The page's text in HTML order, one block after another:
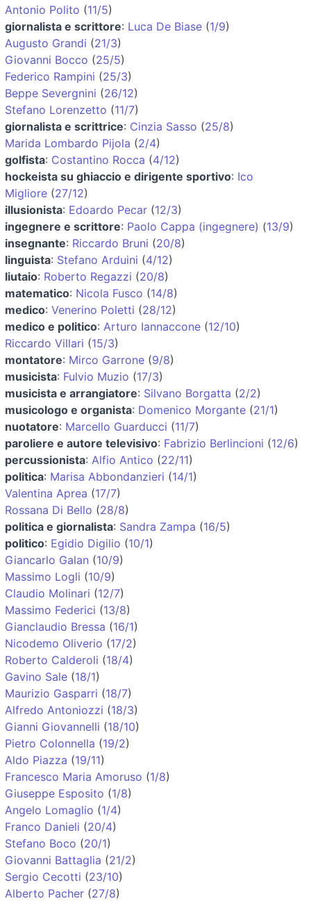
Antonio Polito (11/5)
giornalista e scrittore: Luca De Biase (1/9)
Augusto Grandi (21/3)
Giovanni Bocco (25/5)
Federico Rampini (25/3)
Beppe Severgnini (26/12)
Stefano Lorenzetto (11/7)
giornalista e scrittrice: Cinzia Sasso (25/8)
Marida Lombardo Pijola (2/4)
golfista: Costantino Rocca (4/12)
hockeista su ghiaccio e dirigente sportivo: Ico
Migliore (27/12)
illusionista: Edoardo Pecar (12/3)
ingegnere e scrittore: Paolo Cappa (ingegnere) (13/9)
insegnante: Riccardo Bruni (20/8)
linguista: Stefano Arduini (4/12)
liutaio: Roberto Regazzi (20/8)
matematico: Nicola Fusco (14/8)
medico: Venerino Poletti (28/12)
medico e politico: Arturo Iannaccone (12/10)
Riccardo Villari (15/3)
montatore: Mirco Garrone (9/8)
musicista: Fulvio Muzio (17/3)
musicista e arrangiatore: Silvano Borgatta (2/2)
musicologo e organista: Domenico Morgante (21/1)
nuotatore: Marcello Guarducci (11/7)
paroliere e autore televisivo: Fabrizio Berlincioni (12/6)
percussionista: Alfio Antico (22/11)
politica: Marisa Abbondanzieri (14/1)
Valentina Aprea (17/7)
Rossana Di Bello (28/8)
politica e giornalista: Sandra Zampa (16/5)
politico: Egidio Digilio (10/1)
Giancarlo Galan (10/9)
Massimo Logli (10/9)
Claudio Molinari (12/7)
Massimo Federici (13/8)
Gianclaudio Bressa (16/1)
Nicodemo Oliverio (17/2)
Roberto Calderoli (18/4)
Gavino Sale (18/1)
Maurizio Gasparri (18/7)
Alfredo Antoniozzi (18/3)
Gianni Giovannelli (18/10)
Pietro Colonnella (19/2)
Aldo Piazza (19/11)
Francesco Maria Amoruso (1/8)
Giuseppe Esposito (1/8)
Angelo Lomaglio (1/4)
Franco Danieli (20/4)
Stefano Boco (20/1)
Giovanni Battaglia (21/2)
Sergio Cecotti (23/10)
Alberto Pacher (27/8)